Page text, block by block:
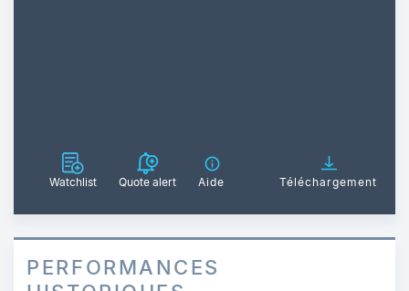
Watchlist Quote alert Aide Téléchargement
PERFORMANCES